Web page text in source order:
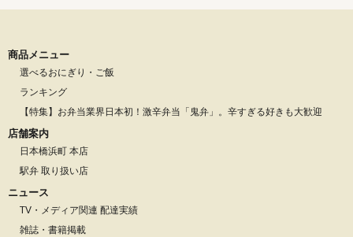
商品メニュー
選べるおにぎり・ご飯
ランキング
【特集】お弁当業界日本初！激辛弁当「鬼弁」。辛すぎる好きも大歓迎
店舗案内
日本橋浜町 本店
駅弁 取り扱い店
ニュース
TV・メディア関連 配達実績
雑誌・書籍掲載